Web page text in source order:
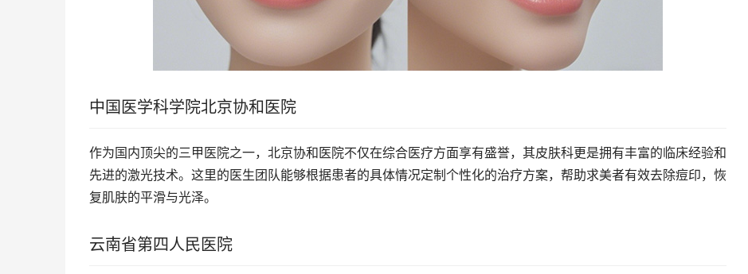
中国医学科学院北京协和医院
作为国内顶尖的三甲医院之一，北京协和医院不仅在综合医疗方面享有盛誉，其皮肤科更是拥有丰富的临床经验和
先进的激光技术。这里的医生团队能够根据患者的具体情况定制个性化的治疗方案，帮助求美者有效去除痘印，恢
复肌肤的平滑与光泽。
云南省第四人民医院